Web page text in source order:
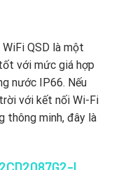
QSD là một
với mức giá hợp
nước IP66. Nếu
với kết nối Wi-Fi
thông minh, đây là
L